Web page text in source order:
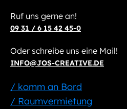
Ruf uns gerne an!
09 31 / 6 15 42 45-0
Oder schreibe uns eine Mail!
INFO@JOS-CREATIVE.DE
/ komm an Bord
/ Raumvermietung